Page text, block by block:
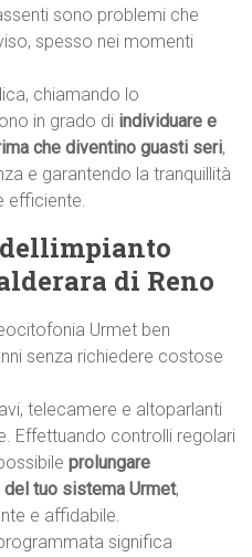
sono problemi che
spesso nei momenti
chiamando lo
in grado di individuare e
che diventino guasti seri,
e garantendo la tranquillità
efficiente.
di Reno
Urmet ben
senza richiedere costose
telecamere e altoparlanti
Effettuando controlli regolari
prolungare
tuo sistema Urmet,
e affidabile.
significa